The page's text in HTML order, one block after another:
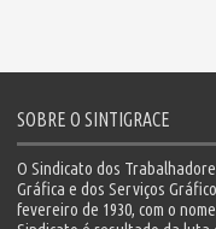
SOBRE O SINTIGRACE
O Sindicato dos
Gráfica e dos Serviços
fevereiro de 1930, com o